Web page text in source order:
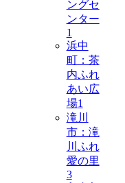
ングセ
ンター
1
浜中
町：茶
内ふれ
あい広
場1
滝川
市：滝
川ふれ
愛の里
3